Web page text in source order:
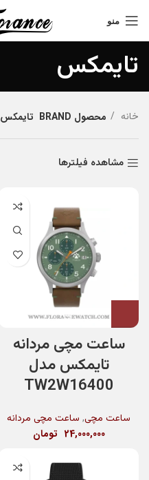
منو
تایمکس
خانه محصول BRAND تایمکس
مشاهده فیلترها
ساعت مچی مردانه
تایمکس مدل
TW2W16400
ساعت مچی, ساعت مچی مردانه
24,000,000 تومان